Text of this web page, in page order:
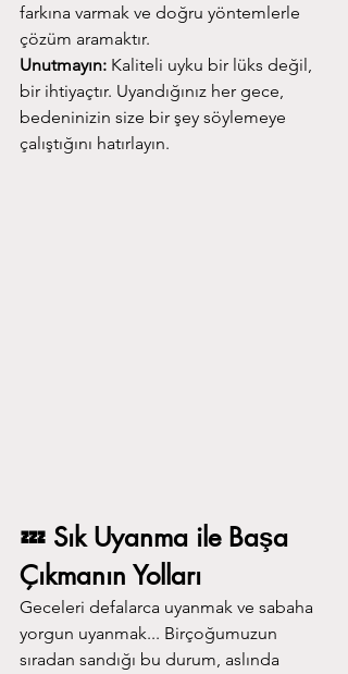
farkına varmak ve doğru yöntemlerle
çözüm aramaktır.
Unutmayın: Kaliteli uyku bir lüks değil,
bir ihtiyaçtır. Uyandığınız her gece,
bedeninizin size bir şey söylemeye
çalıştığını hatırlayın.
💤 Sık Uyanma ile Başa
Çıkmanın Yolları
Geceleri defalarca uyanmak ve sabaha
yorgun uyanmak... Birçoğumuzun
sıradan sandığı bu durum, aslında